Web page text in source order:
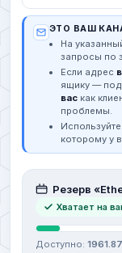
ЭТО ВАШ
На
запросы по
Если адрес
ящику —
вас как
проблемы.
которому у
Резерв
Хватает на
Доступно: